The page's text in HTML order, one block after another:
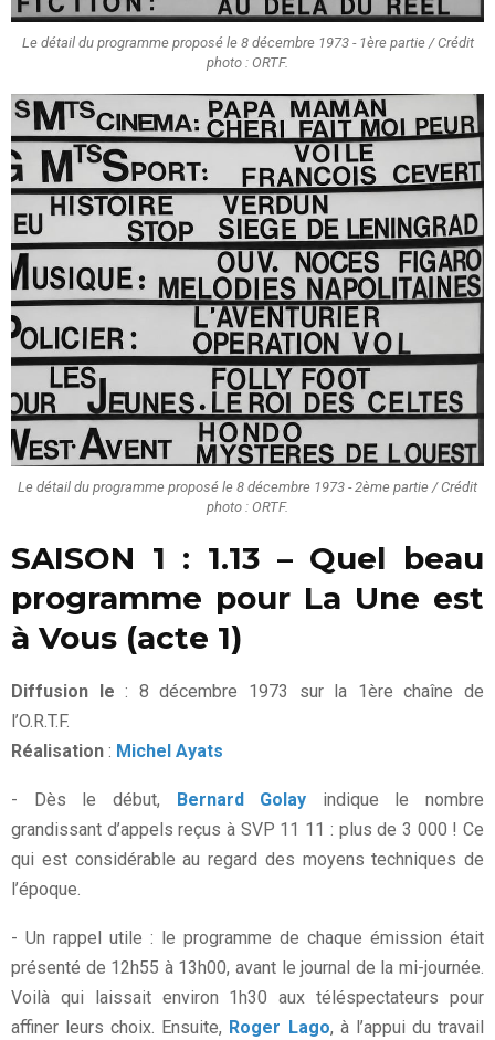
Le détail du programme proposé le 8 décembre 1973 - 1ère partie / Crédit
photo : ORTF.
Le détail du programme proposé le 8 décembre 1973 - 2ème partie / Crédit
photo : ORTF.
SAISON 1 : 1.13 – Quel beau
programme pour La Une est
à Vous (acte 1)
Diffusion le : 8 décembre 1973 sur la 1ère chaîne de
l’O.R.T.F.
Réalisation : Michel Ayats
- Dès le début, Bernard Golay indique le nombre
grandissant d’appels reçus à SVP 11 11 : plus de 3 000 ! Ce
qui est considérable au regard des moyens techniques de
l’époque.
- Un rappel utile : le programme de chaque émission était
présenté de 12h55 à 13h00, avant le journal de la mi-journée.
Voilà qui laissait environ 1h30 aux téléspectateurs pour
affiner leurs choix. Ensuite, Roger Lago, à l’appui du travail